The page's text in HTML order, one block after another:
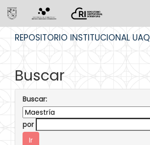
REPOSITORIO INSTITUCIONAL UAQ
Buscar
Buscar:
por